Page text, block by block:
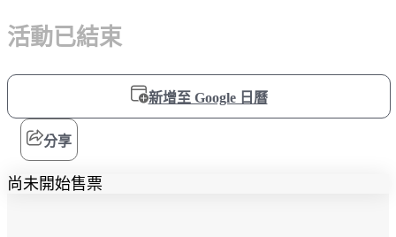
活動已結束
新增至 Google 日曆
分享
尚未開始售票